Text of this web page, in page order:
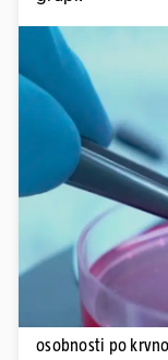
osobnosti po